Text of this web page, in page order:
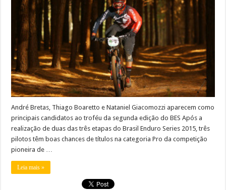
André Bretas, Thiago Boaretto e Nataniel Giacomozzi aparecem como
principais candidatos ao troféu da segunda edição do BES Após a
realização de duas das três etapas do Brasil Enduro Series 2015, três
pilotos têm boas chances de títulos na categoria Pro da competição
pioneira de …
Leia mais »